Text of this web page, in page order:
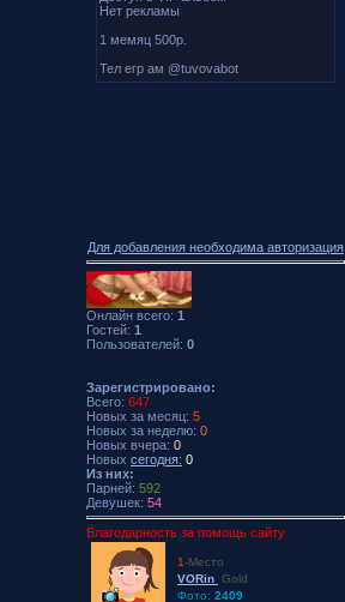
Для добавления необходима авторизация
Онлайн всего: 1
Гостей: 1
Пользователей: 0
Зарегистрировано:
Всего: 647
Новых за месяц: 5
Новых за неделю: 0
Новых вчера: 0
Новых сегодня: 0
Из них:
Парней: 592
Девушек: 54
Благодарность за помощь сайту
1-Место
VORin Gold
Фото: 2409